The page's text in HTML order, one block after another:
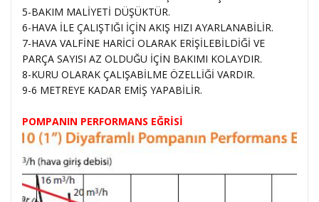
5-BAKIM MALİYETİ DÜŞÜKTÜR.
6-HAVA İLE ÇALIŞTIĞI İÇİN AKIŞ HIZI AYARLANABİLİR.
7-HAVA VALFİNE HARİCİ OLARAK ERİŞİLEBİLDİĞİ VE
PARÇA SAYISI AZ OLDUĞU İÇİN BAKIMI KOLAYDIR.
8-KURU OLARAK ÇALIŞABİLME ÖZELLİĞİ VARDIR.
9-6 METREYE KADAR EMİŞ YAPABİLİR.
POMPANIN PERFORMANS EĞRİSİ